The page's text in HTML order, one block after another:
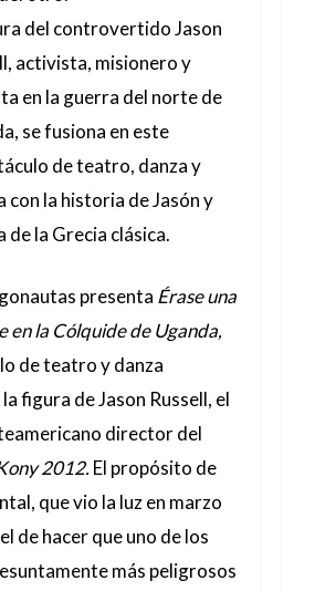
del controvertido Jason
activista, misionero y
en la guerra del norte de
se fusiona en este
de teatro, danza y
con la historia de Jasón y
de la Grecia clásica.
presenta Érase una
en la Cólquide de Uganda,
de teatro y danza
figura de Jason Russell, el
director del
2012. El propósito de
que vio la luz en marzo
de hacer que uno de los
más peligrosos